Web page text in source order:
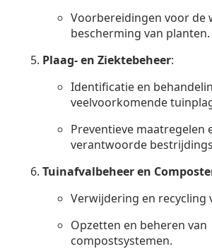
Voorbereidingen voor de
bescherming van planten.
Plaag- en Ziektebeheer:
Identificatie en
veelvoorkomende
Preventieve maatregelen
verantwoorde
Tuinafvalbeheer en
Verwijdering en recycling
Opzetten en beheren van
compostsystemen.